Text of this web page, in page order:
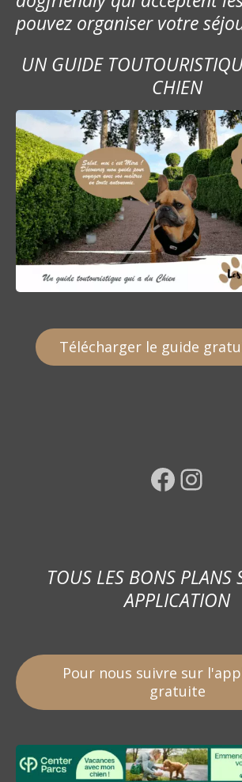
pouvez organiser votre
UN GUIDE
CHIEN
Télécharger le guide
Facebook Instagram
TOUS LES BONS PLANS
APPLICATION
Pour nous suivre sur
gratuite